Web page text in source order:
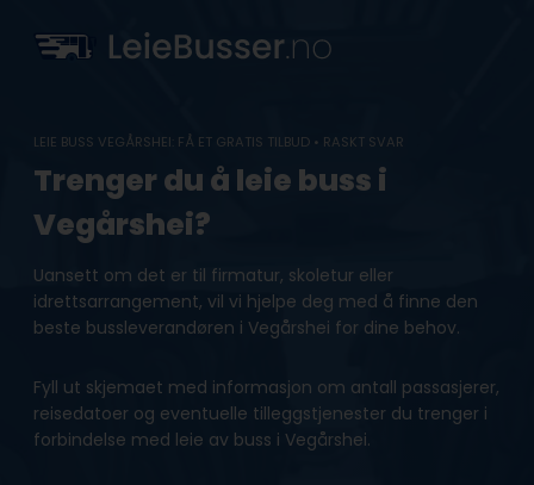
content
LEIE BUSS VEGÅRSHEI: FÅ ET GRATIS TILBUD • RASKT SVAR
Trenger du å leie buss i
Vegårshei?
Uansett om det er til firmatur, skoletur eller
idrettsarrangement, vil vi hjelpe deg med å finne den
beste bussleverandøren i Vegårshei for dine behov.
Fyll ut skjemaet med informasjon om antall passasjerer,
reisedatoer og eventuelle tilleggstjenester du trenger i
forbindelse med leie av buss i Vegårshei.